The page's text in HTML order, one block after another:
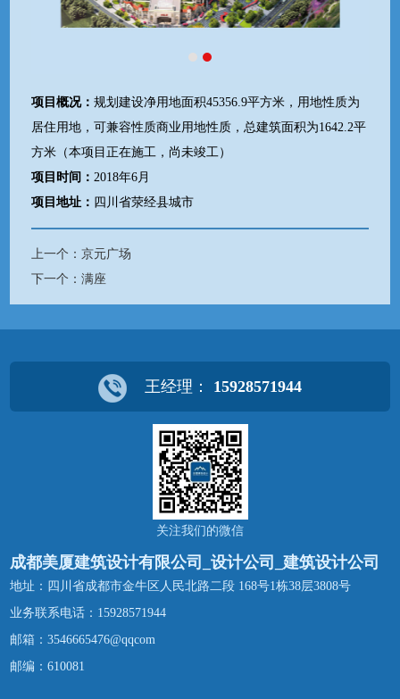
项目概况：规划建设净用地面积45356.9平方米，用地性质为
居住用地，可兼容性质商业用地性质，总建筑面积为1642.2平
方米（本项目正在施工，尚未竣工）
项目时间：2018年6月
项目地址： 四川省荥经县城市
上一个：京元广场
下一个：满座
王经理： 15928571944
关注我们的微信
成都美厦建筑设计有限公司_设计公司_建筑设计公司
地址：四川省成都市金牛区人民北路二段 168号1栋38层3808号
业务联系电话： 15928571944
邮箱：3546665476@qqcom
邮编：610081